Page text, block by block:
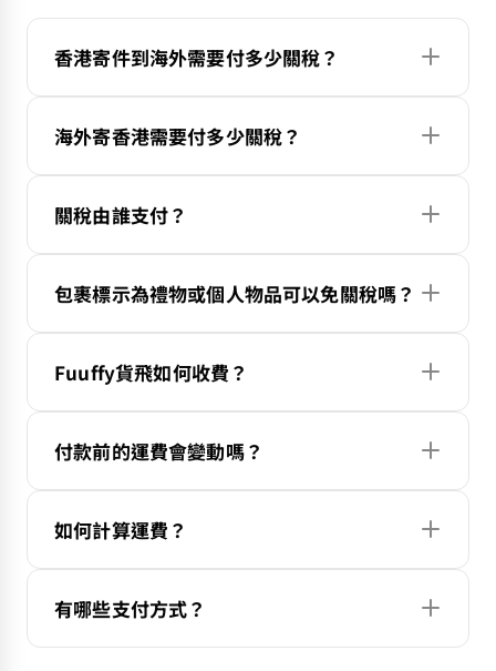
香港寄件到海外需要付多少關稅？
海外寄香港需要付多少關稅？
關稅由誰支付？
包裹標示為禮物或個人物品可以免關稅嗎？
Fuuffy貨飛如何收費？
付款前的運費會變動嗎？
如何計算運費？
有哪些支付方式？